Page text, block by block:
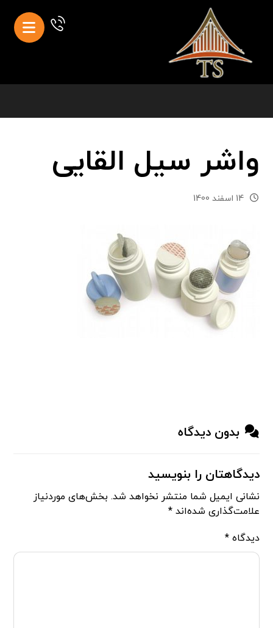
واشر سیل القایی
14 اسفند 1400
بدون دیدگاه
دیدگاهتان را بنویسید
نشانی ایمیل شما منتشر نخواهد شد. بخش‌های موردنیاز
علامت‌گذاری شده‌اند*
دیدگاه*